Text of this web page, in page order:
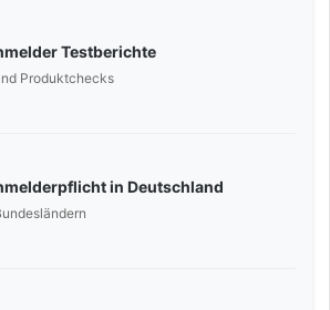
Testberichte
Produktchecks
in Deutschland